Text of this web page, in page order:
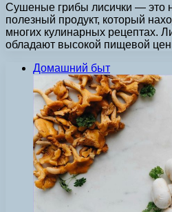
Сушеные грибы лисички — это
полезный продукт, который
многих кулинарных рецептах.
обладают высокой пищевой
Домашний быт